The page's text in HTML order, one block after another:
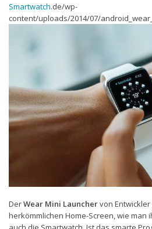
Mobilfunk-Vergleichsrechner
Smartwatch.de/wp-
content/uploads/2014/07/
DerWear Mini Launchervon
herkömmlichen Home-Screen, wie man